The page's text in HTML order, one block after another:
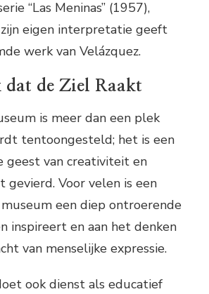
“Las Meninas” (1957),
zijn eigen interpretatie geeft
werk van Velázquez.
dat de Ziel Raakt
is meer dan een plek
tentoongesteld; het is een
geest van creativiteit en
gevierd. Voor velen is een
een diep ontroerende
inspireert en aan het denken
van menselijke expressie.
ook dienst als educatief